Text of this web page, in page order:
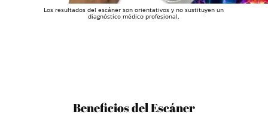
Los resultados del escáner son orientativos y no sustituyen un
diagnóstico médico profesional.
Beneficios del Escáner